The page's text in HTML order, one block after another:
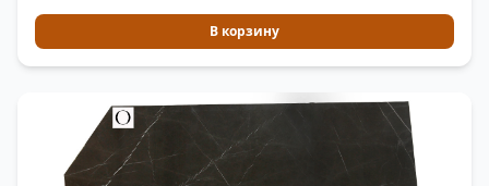
В корзину